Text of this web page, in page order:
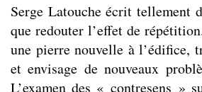
Serge Latouche écrit tellement
que redouter l’effet de
une pierre nouvelle à l’édifice,
et envisage de nouveaux
L’examen des « contresens »